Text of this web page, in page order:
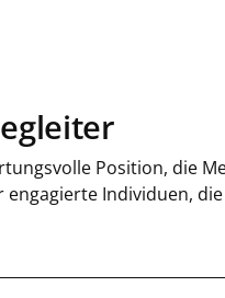
Position, die
engagierte Individuen,